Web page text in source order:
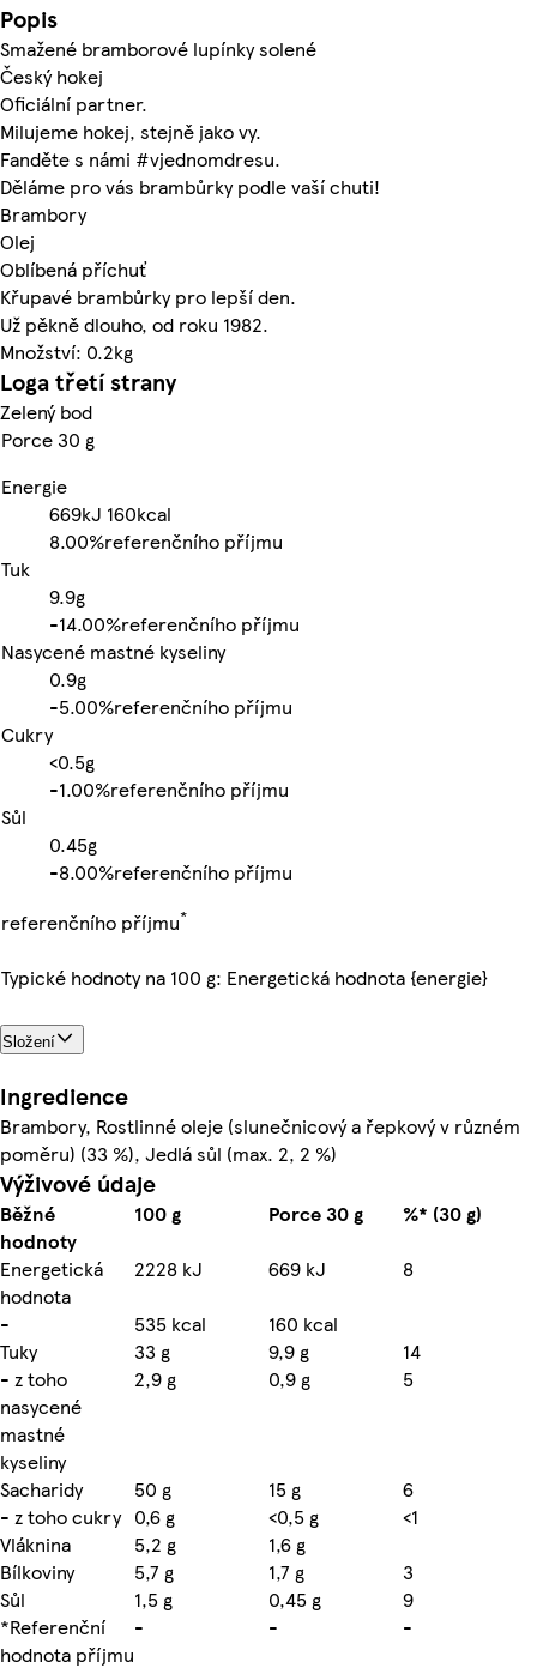
Popis
Smažené bramborové lupínky solené
Český hokej
Oficiální partner.
Milujeme hokej, stejně jako vy.
Fanděte s námi #vjednomdresu.
Děláme pro vás brambůrky podle vaší chuti!
Brambory
Olej
Oblíbená příchuť
Křupavé brambůrky pro lepší den.
Už pěkně dlouho, od roku 1982.
Množství: 0.2kg
Loga třetí strany
Zelený bod
Porce 30 g
Energie
669kJ 160kcal
8.00%referenčního příjmu
Tuk
9.9g
-14.00%referenčního příjmu
Nasycené mastné kyseliny
0.9g
-5.00%referenčního příjmu
Cukry
<0.5g
-1.00%referenčního příjmu
Sůl
0.45g
-8.00%referenčního příjmu
referenčního příjmu*
Typické hodnoty na 100 g: Energetická hodnota {energie}
Složení
Ingredience
Brambory, Rostlinné oleje (slunečnicový a řepkový v různém
poměru) (33 %), Jedlá sůl (max. 2, 2 %)
Výživové údaje
Běžné
hodnoty
100 g Porce 30 g
%* (30 g)
Energetická
hodnota
2228 kJ 669 kJ
8
-
535 kcal
160 kcal
Tuky
33 g 9,9 g
14
- z toho
nasycené
mastné
kyseliny
2,9 g 0,9 g 5
Sacharidy 50 g 15 g
6
- z toho cukry 0,6 g <0,5 g
<1
Vláknina
5,2 g
1,6 g
Bílkoviny
5,7 g 1,7 g
3
Sůl
1,5 g 0,45 g
9
*Referenční
hodnota příjmu
- - -